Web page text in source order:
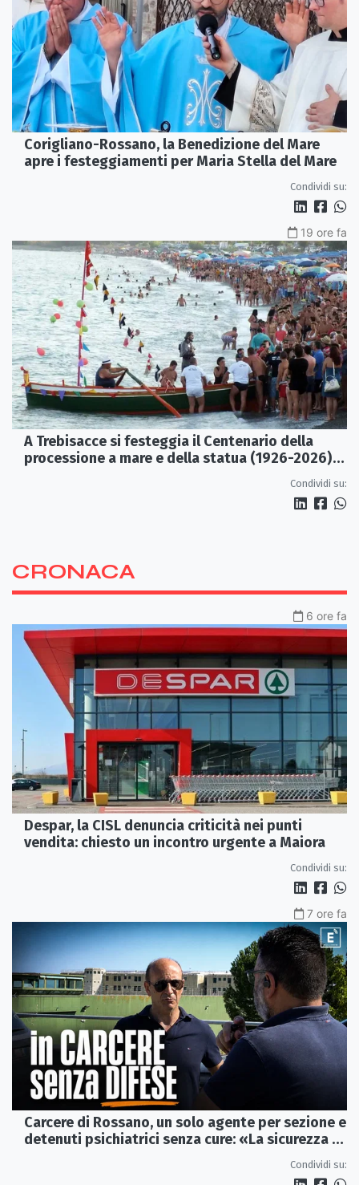
Corigliano-Rossano, la Benedizione del Mare
apre i festeggiamenti per Maria Stella del Mare
Condividi su:
19 ore fa
A Trebisacce si festeggia il Centenario della
processione a mare e della statua (1926-2026)
Condividi su:
CRONACA
6 ore fa
Despar, la CISL denuncia criticità nei punti
vendita: chiesto un incontro urgente a Maiora
Condividi su:
7 ore fa
Carcere di Rossano, un solo agente per sezione e
detenuti psichiatrici senza cure: «La sicurezza è
Condividi su: